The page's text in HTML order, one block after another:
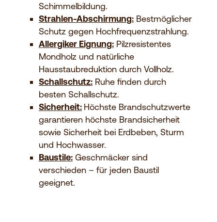
Schimmelbildung.
Strahlen-Abschirmung:Bestmöglicher
Schutz gegen Hochfrequenzstrahlung.
Allergiker Eignung:Pilzresistentes
Mondholz und natürliche
Hausstaubreduktion durch Vollholz.
Schallschutz:Ruhe finden durch
besten Schallschutz.
Sicherheit: Höchste Brandschutzwerte
garantieren höchste Brandsicherheit
sowie Sicherheit bei Erdbeben, Sturm
und Hochwasser.
Baustile:Geschmäcker sind
verschieden – für jeden Baustil
geeignet.